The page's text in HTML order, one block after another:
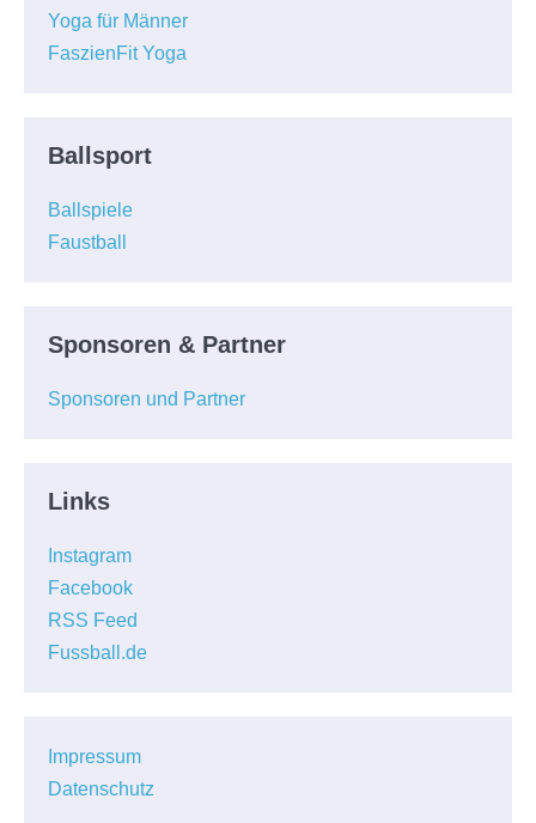
Yoga für Männer
FaszienFit Yoga
Ballsport
Ballspiele
Faustball
Sponsoren & Partner
Sponsoren und Partner
Links
Instagram
Facebook
RSS Feed
Fussball.de
Impressum
Datenschutz